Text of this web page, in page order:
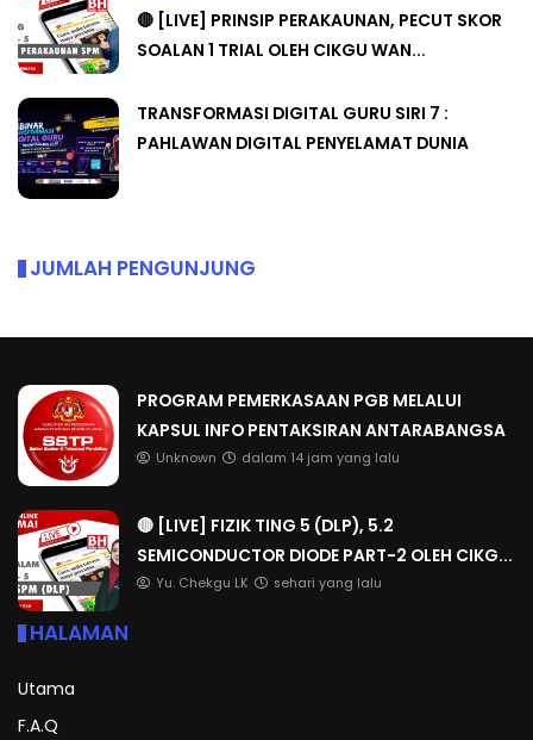
🔴 [LIVE] PRINSIP PERAKAUNAN, PECUT SKOR
SOALAN 1 TRIAL OLEH CIKGU WAN...
TRANSFORMASI DIGITAL GURU SIRI 7 :
PAHLAWAN DIGITAL PENYELAMAT DUNIA
JUMLAH PENGUNJUNG
PROGRAM PEMERKASAAN PGB MELALUI
KAPSUL INFO PENTAKSIRAN ANTARABANGSA
Unknown dalam 14 jam yang lalu
🔴 [LIVE] FIZIK TING 5 (DLP), 5.2
SEMICONDUCTOR DIODE PART-2 OLEH CIKG...
Yu. Chekgu LK sehari yang lalu
HALAMAN
Utama
F.A.Q